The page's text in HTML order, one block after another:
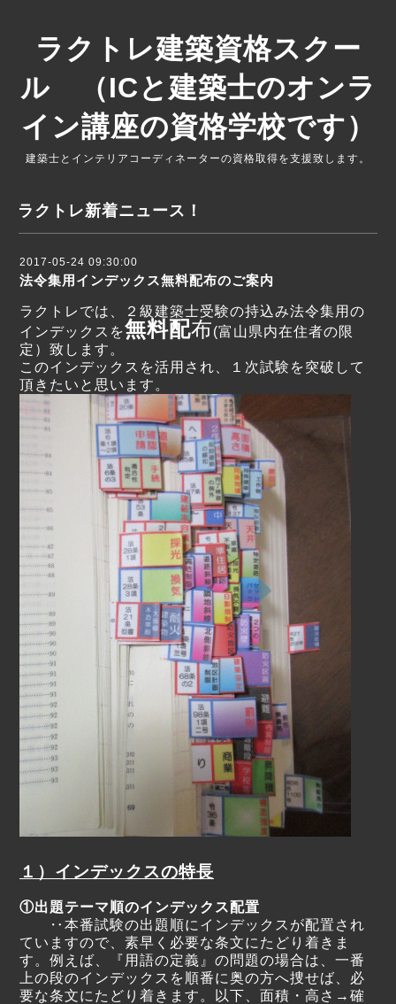
ラクトレ建築資格スクー
ル （ICと建築士のオンラ
イン講座の資格学校です）
建築士とインテリアコーディネーターの資格取得を支援致します。
ラクトレ新着ニュース！
2017-05-24 09:30:00
法令集用インデックス無料配布のご案内
ラクトレでは、２級建築士受験の持込み法令集用の
インデックスを無料配布(富山県内在住者の限
定）致します。
このインデックスを活用され、１次試験を突破して
頂きたいと思います。
１）インデックスの特長
①出題テーマ順のインデックス配置
‥本番試験の出題順にインデックスが配置され
ていますので、素早く必要な条文にたどり着きま
す。例えば、『用語の定義』の問題の場合は、一番
上の段のインデックスを順番に奥の方へ捜せば、必
要な条文にたどり着きます。以下、面積・高さ→確